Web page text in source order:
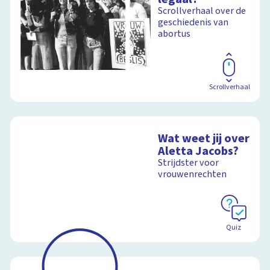
Scrollverhaal over de
geschiedenis van
abortus
Scrollverhaal
Wat weet jij over
Aletta Jacobs?
Strijdster voor
vrouwenrechten
Quiz